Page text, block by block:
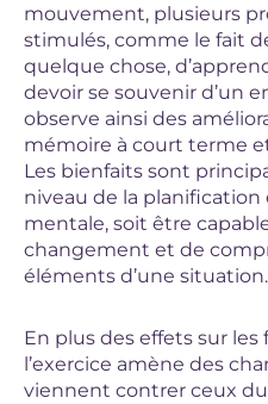
mouvement, plusieurs
stimulés, comme le fait
quelque chose,
devoir se souvenir d’un
observe ainsi des
mémoire à court terme
Les bienfaits sont
niveau de la
mentale, soit être
changement et de
éléments d’une situation.
En plus des effets sur
l’exercice amène des
viennent contrer ceux